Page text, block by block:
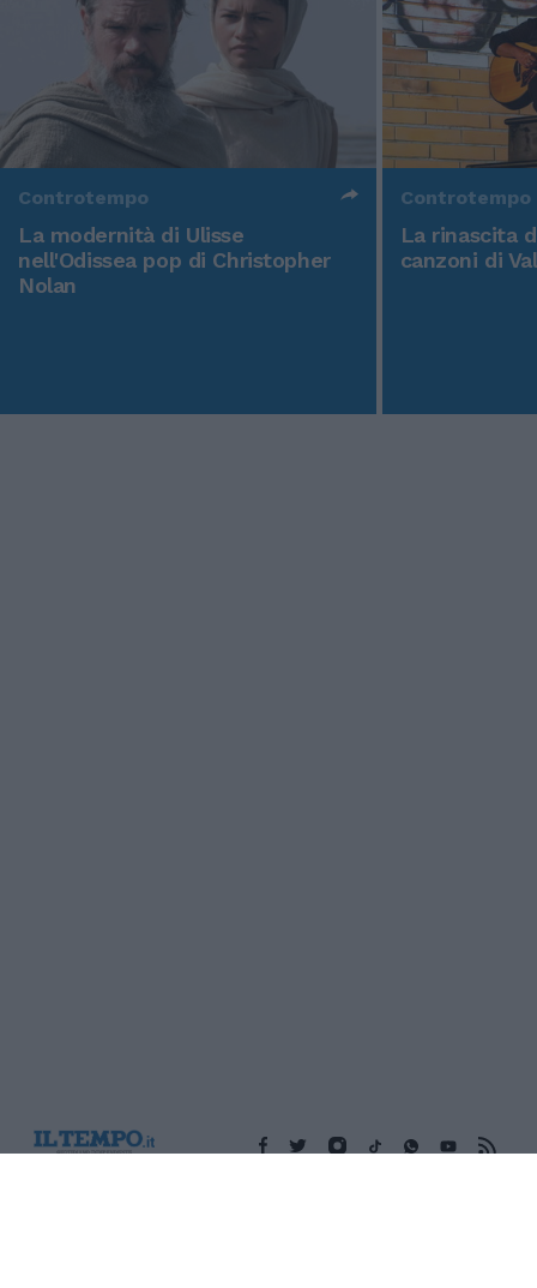
Controtempo
La modernità di Ulisse
nell'Odissea pop di Christopher
Nolan
Controtempo
La rinascita
canzoni di